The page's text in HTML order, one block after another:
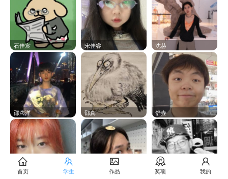
首页 学生 作品 奖项 我的
石佳宸 宋佳睿 沈赫
邵涔洋 邵真 舒垚